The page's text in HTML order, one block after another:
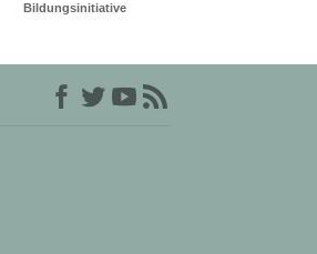
Bildungsinitiative